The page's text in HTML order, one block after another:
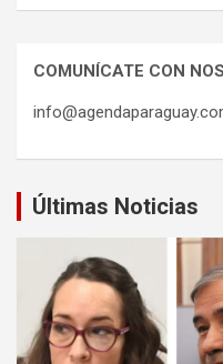
COMUNÍCATE CON
Últimas Noticias